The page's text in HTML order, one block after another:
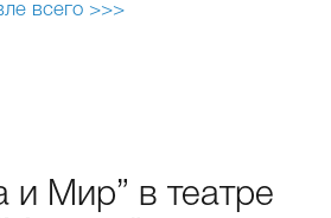
всего >>>
и Мир” в театре